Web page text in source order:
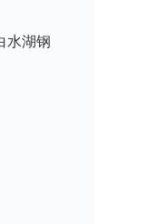
水湖钢